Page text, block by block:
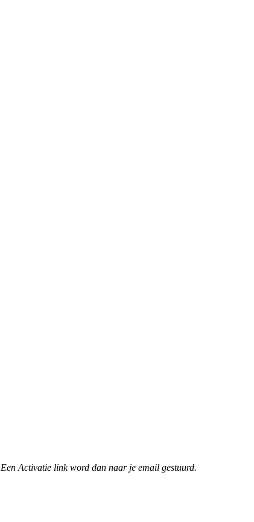
Een Activatie link word dan naar je email gestuurd.